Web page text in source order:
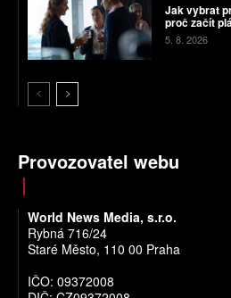
Jak vybrat
proč začít
5. 8. 2026
Provozovatel webu
World News Media, s.r.o.
Rybná 716/24
Staré Město, 110 00 Praha
IČO: 09372008